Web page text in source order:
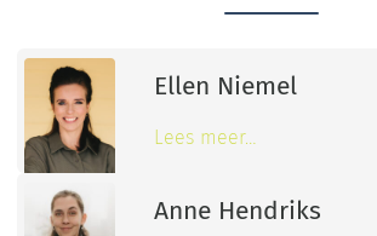
Ellen Niemel
Lees meer…
Anne Hendriks